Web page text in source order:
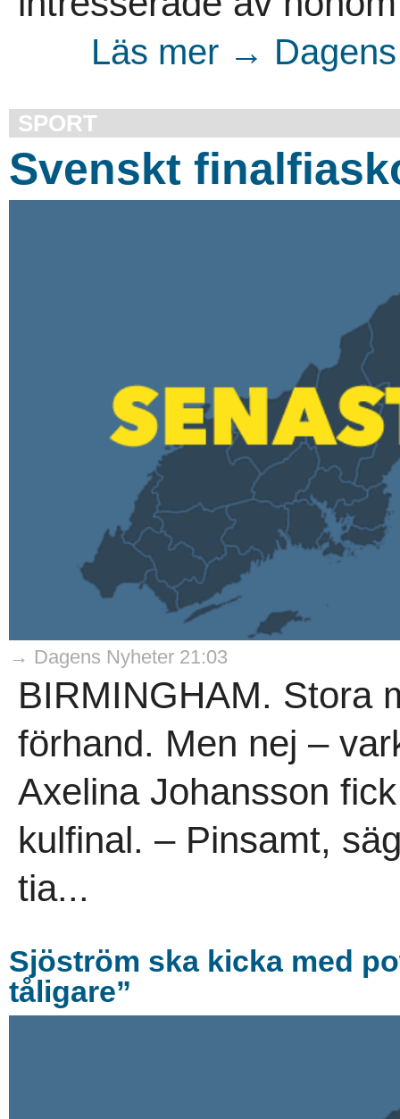
Läs mer →
SPORT
Svenskt
→ Dagens Nyheter 21:03
BIRMINGHAM. Stora
förhand. Men nej –
Axelina Johansson
kulfinal. – Pinsamt,
tia...
Sjöström ska kicka med
tåligare”